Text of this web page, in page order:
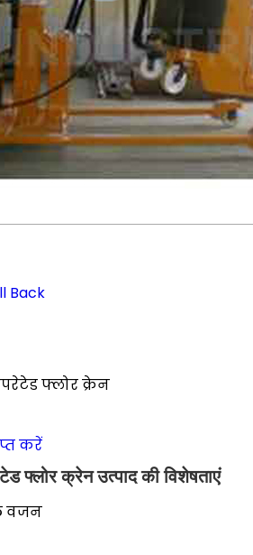
Back
फ्लोर क्रेन
करें
फ्लोर क्रेन उत्पाद की विशेषताएं
वजन